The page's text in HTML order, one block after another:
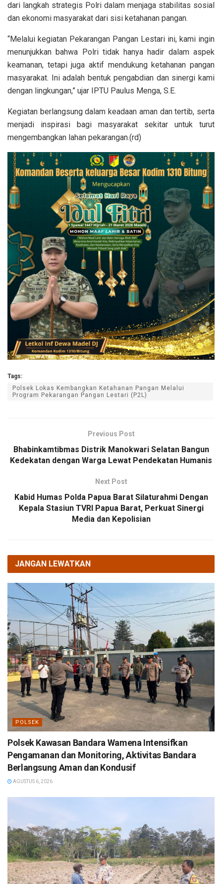
dari langkah strategis Polri dalam menjaga stabilitas sosial
dan ekonomi masyarakat dari sisi ketahanan pangan.
“Melalui kegiatan Pekarangan Pangan Lestari ini, kami ingin
menunjukkan bahwa Polri tidak hanya hadir dalam aspek
keamanan, tetapi juga aktif mendukung ketahanan pangan
masyarakat. Ini adalah bentuk pengabdian dan sinergi kami
dengan lingkungan,” ujar IPTU Paulus Menga, S.E.
Kegiatan berlangsung dalam keadaan aman dan tertib, serta
menjadi inspirasi bagi masyarakat sekitar untuk turut
mengembangkan lahan pekarangan.(rd)
Tags:
Polsek Lokas Kembangkan Ketahanan Pangan Melalui
Program Pekarangan Pangan Lestari (P2L)
Previous Post
Bhabinkamtibmas Distrik Manokwari Selatan Bangun
Kedekatan dengan Warga Lewat Pendekatan Humanis
Next Post
Kabid Humas Polda Papua Barat Silaturahmi Dengan
Kepala Stasiun TVRI Papua Barat, Perkuat Sinergi
Media dan Kepolisian
JANGAN LEWATKAN
POLSEK
Polsek Kawasan Bandara Wamena Intensifkan
Pengamanan dan Monitoring, Aktivitas Bandara
Berlangsung Aman dan Kondusif
AGUSTUS 6, 2026